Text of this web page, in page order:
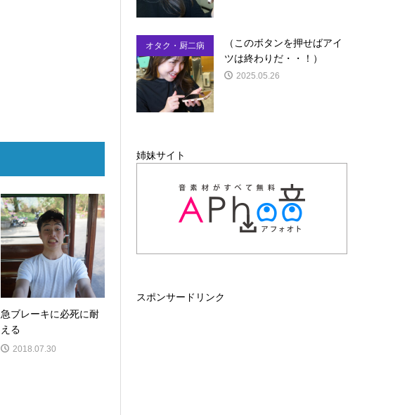
急ブレーキに必死に耐
える
2018.07.30
オタク・厨二病
（このボタンを押せばアイ
ツは終わりだ・・！）
2025.05.26
姉妹サイト
スポンサードリンク